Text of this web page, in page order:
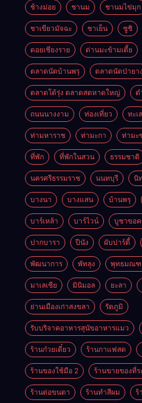
ช้างม่อย ชานม ชานมไข่มุก
ชาเขียวมัจฉะ ชาเย็น ซูชิ
ดอยเชียงราย ด่านมะข้ามเตี้ย
ตลาดนัดบ้านพรุ ตลาดนัดป่ายาง
ตลาดโต้รุ่ง ตลาดสดหาดใหญ่ ต
ถนนนางงาม ท่องเที่ยว ทะเล
ท่ามหาราช ท่ามะกา ท่ามะ
ที่พัก ที่พักในสวน ธรรมชาติ
นครศรีธรรมราช นนทบุรี นิ
บางนา บางแสน บ้านพรุ
บาร์เหล้า บาร์ไวน์ บูชาขอ
ปากบารา ปีนัง ผับปาร์ตี้
พัฒนาการ พัทลุง พุทธมณฑ
มาเลเซีย มินิมอล ยะลา
ย่านเมืองเก่าสงขลา รัตภูมิ
รับบริจาคอาหารสุนัขอาหารแมว
ร้านก๋วยเตี๋ยว ร้านกาแฟสด
ร้านของใช้มือ 2 ร้านขายของที่ร
ร้านต่อขนตา ร้านทำสีผม ร้